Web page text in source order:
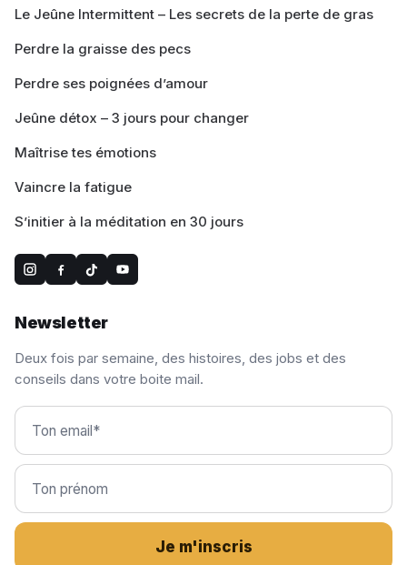
Le Jeûne Intermittent – Les secrets de la perte de gras
Perdre la graisse des pecs
Perdre ses poignées d’amour
Jeûne détox – 3 jours pour changer
Maîtrise tes émotions
Vaincre la fatigue
S’initier à la méditation en 30 jours
Newsletter
Deux fois par semaine, des histoires, des jobs et des
conseils dans votre boite mail.
Je m'inscris